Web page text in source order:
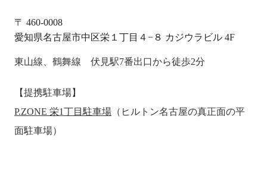
〒 460-0008
愛知県名古屋市中区栄１丁目４−８ カジウラビル 4F
東山線、鶴舞線 伏見駅7番出口から徒歩2分
【提携駐車場】
P.ZONE 栄1丁目駐車場 （ヒルトン名古屋の真正面の平
面駐車場）